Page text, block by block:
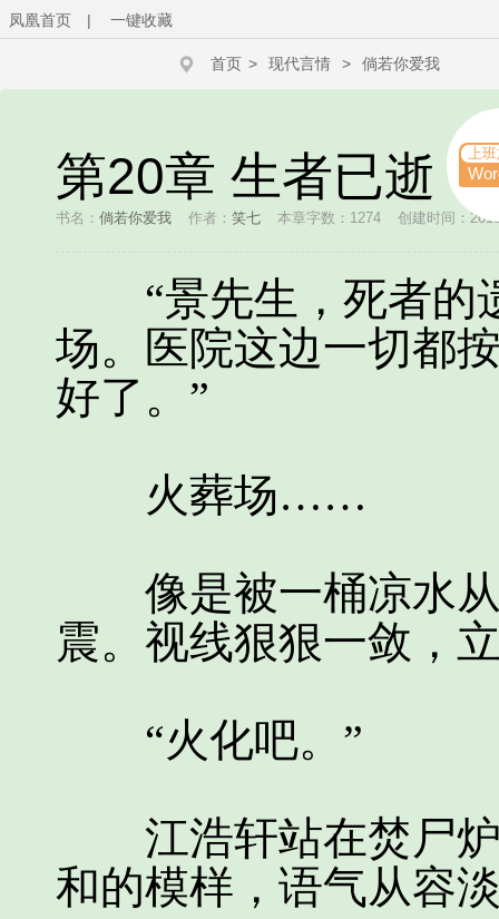
凤凰首页 | 一键收藏
首页 > 现代言情 > 倘若你爱我
第20章 生者已逝 上
书名： 倘若你爱我 作者： 笑七 本章字数：1274 创建时间：
“景先生，死者的
场。医院这边一切都
好了。”
火葬场……
像是被一桶凉水从
震。视线狠狠一敛，
“火化吧。”
江浩轩站在焚尸炉
和的模样，语气从容